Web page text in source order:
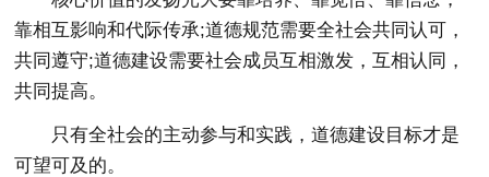
靠相互影响和代际传承;道德规范需要全社会共同认可，
共同遵守;道德建设需要社会成员互相激发，互相认同，
共同提高。
只有全社会的主动参与和实践，道德建设目标才是
可望可及的。